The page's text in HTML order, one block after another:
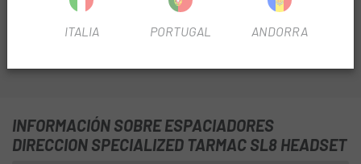
variar la altura de la potencia de la Tarmac SL8
INFORMACIÓN SOBRE ESPACIADORES
DIRECCION SPECIALIZED TARMAC SL8 HEADSET
ITALIA PORTUGAL ANDORRA